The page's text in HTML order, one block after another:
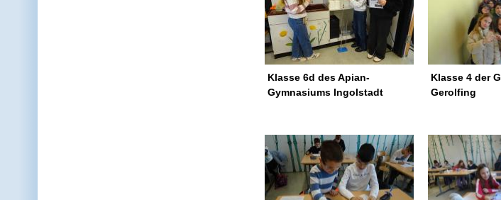
Klasse 6d des Apian-
Gymnasiums Ingolstadt
Klasse 4 der
Gerolfing